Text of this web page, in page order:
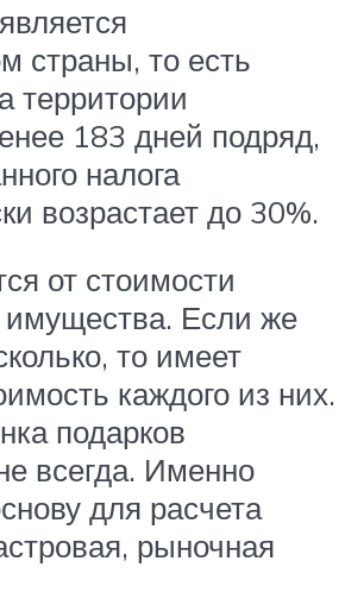
страны, то есть
территории
183 дней подряд,
налога
возрастает до 30%.
от стоимости
имущества. Если же
то имеет
каждого из них.
подарков
всегда. Именно
для расчета
рыночная